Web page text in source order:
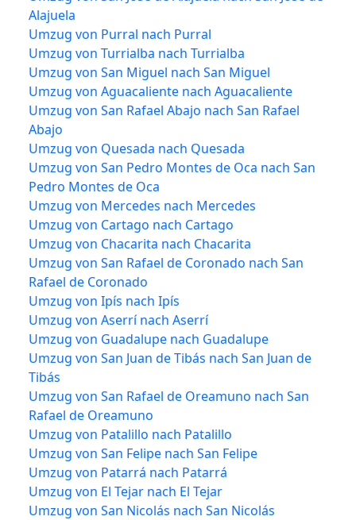
Alajuela
Umzug von Purral nach Purral
Umzug von Turrialba nach Turrialba
Umzug von San Miguel nach San Miguel
Umzug von Aguacaliente nach Aguacaliente
Umzug von San Rafael Abajo nach San Rafael
Abajo
Umzug von Quesada nach Quesada
Umzug von San Pedro Montes de Oca nach San
Pedro Montes de Oca
Umzug von Mercedes nach Mercedes
Umzug von Cartago nach Cartago
Umzug von Chacarita nach Chacarita
Umzug von San Rafael de Coronado nach San
Rafael de Coronado
Umzug von Ipís nach Ipís
Umzug von Aserrí nach Aserrí
Umzug von Guadalupe nach Guadalupe
Umzug von San Juan de Tibás nach San Juan de
Tibás
Umzug von San Rafael de Oreamuno nach San
Rafael de Oreamuno
Umzug von Patalillo nach Patalillo
Umzug von San Felipe nach San Felipe
Umzug von Patarrá nach Patarrá
Umzug von El Tejar nach El Tejar
Umzug von San Nicolás nach San Nicolás